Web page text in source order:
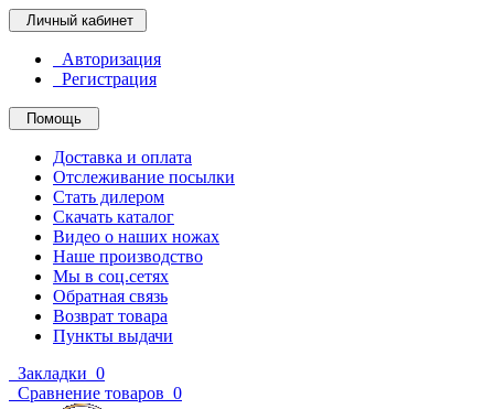
Личный кабинет
Авторизация
Регистрация
Помощь
Доставка и оплата
Отслеживание посылки
Стать дилером
Скачать каталог
Видео о наших ножах
Наше производство
Мы в соц.сетях
Обратная связь
Возврат товара
Пункты выдачи
Закладки 0
Сравнение товаров 0